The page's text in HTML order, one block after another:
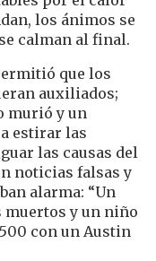
los ánimos se
calman al final.
que los
auxiliados;
murió y un
estirar las
las causas del
noticias falsas y
alarma: “Un
muertos y un niño
con un Austin